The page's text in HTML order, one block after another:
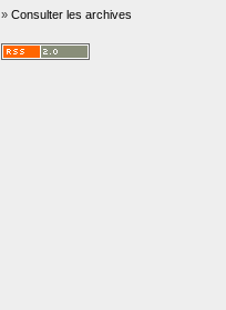
» Consulter les archives